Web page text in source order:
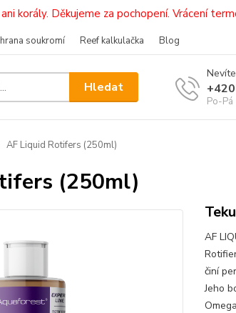
korály. Děkujeme za pochopení. Vrácení
soukromí Reef kalkulačka Blog
Hledat
Po-
AF Liquid Rotifers (250ml)
(250ml)
AF
činí
Jeho